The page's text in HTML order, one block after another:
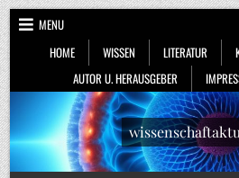
Skip
to
content
MENU
HOME
WISSEN LITERATUR
AUTOR U. HERAUSGEBER